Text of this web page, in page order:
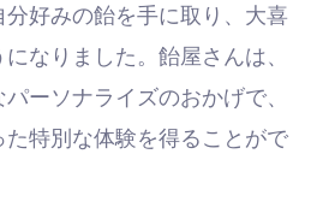
好みの飴を手に取り、大喜
なりました。飴屋さんは、
ーソナライズのおかげで、
特別な体験を得ることがで